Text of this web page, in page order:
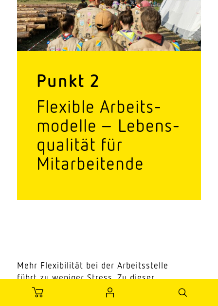
Punkt 2
Flexible Arbeits­
mo­delle – Lebens­
qua­lität für
Mitarbeitende
Mehr Flexi­bi­lität bei der Arbeits­stelle
führt zu weniger Stress. Zu dieser
Erkenntnis kommt eine Studie des